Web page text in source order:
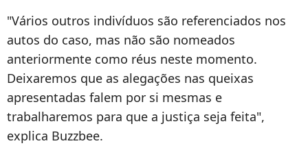
"Vários outros indivíduos são referenciados nos
autos do caso, mas não são nomeados
anteriormente como réus neste momento.
Deixaremos que as alegações nas queixas
apresentadas falem por si mesmas e
trabalharemos para que a justiça seja feita",
explica Buzzbee.